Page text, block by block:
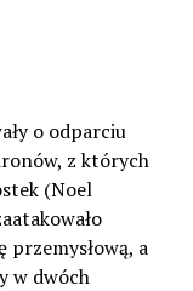
o odparciu
z których
(Noel
a
w dwóch